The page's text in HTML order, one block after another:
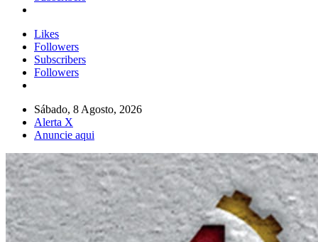
Likes
Followers
Subscribers
Followers
Sábado, 8 Agosto, 2026
Alerta X
Anuncie aqui